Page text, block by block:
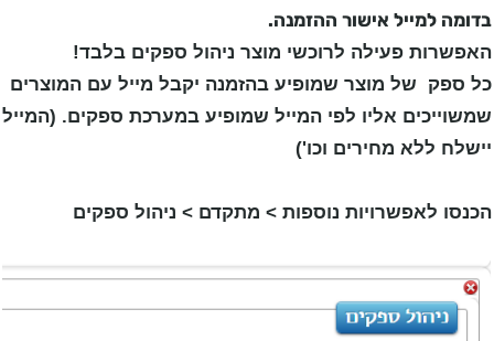
בדומה למייל אישור ההזמנה.
האפשרות פעילה לרוכשי מוצר ניהול ספקים בלבד!
כל ספק של מוצר שמופיע בהזמנה יקבל מייל עם המוצרים
שמשוייכים אליו לפי המייל שמופיע במערכת ספקים. (המייל
יישלח ללא מחירים וכו')
הכנסו לאפשרויות נוספות > מתקדם > ניהול ספקים